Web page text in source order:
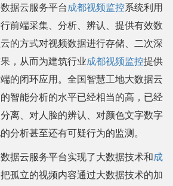
据云服务平台成都视频监控系统利用
前端采集、分析、辨认、提供有效数
的方式对视频数据进行存储、二次深
，从而为建筑行业成都视频监控提供
的闭环应用。全国智慧工地大数据云
智能分析的水平已经相当的高，已经
离、对人脸的辨认、对颜色文字数字
分析甚至还有可疑行为的监测。
据云服务平台实现了大数据技术和成
孤立的视频内容通过大数据技术的加